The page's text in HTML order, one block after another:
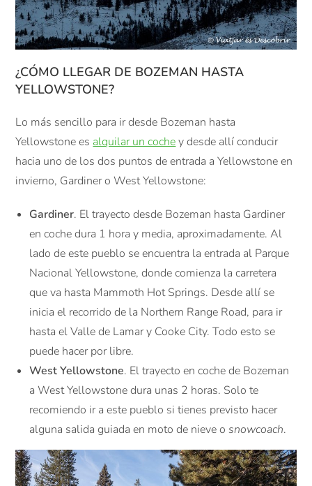
¿CÓMO LLEGAR DE BOZEMAN HASTA
YELLOWSTONE?
Lo más sencillo para ir desde Bozeman hasta
Yellowstone es alquilar un cochey desde allí conducir
hacia uno de los dos puntos de entrada a Yellowstone en
invierno, Gardiner o West Yellowstone:
Gardiner. El trayecto desde Bozeman hasta Gardiner
en coche dura 1 hora y media, aproximadamente. Al
lado de este pueblo se encuentra la entrada al Parque
Nacional Yellowstone, donde comienza la carretera
que va hasta Mammoth Hot Springs. Desde allí se
inicia el recorrido de la Northern Range Road, para ir
hasta el Valle de Lamar y Cooke City. Todo esto se
puede hacer por libre.
West Yellowstone. El trayecto en coche de Bozeman
a West Yellowstone dura unas 2 horas. Solo te
recomiendo ir a este pueblo si tienes previsto hacer
alguna salida guiada en moto de nieve o snowcoach.